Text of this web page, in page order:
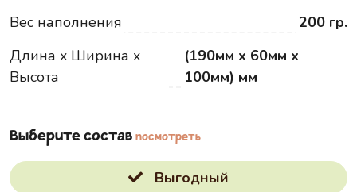
Вес наполнения
200 гр.
Длина x Ширина x
Высота
(190мм x 60мм x
100мм) мм
Выберите состав посмотреть
Выгодный